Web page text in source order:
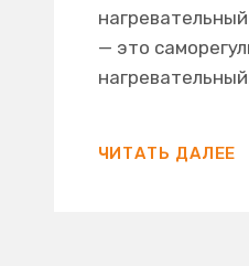
— это
ЧИТАТЬ ДАЛЕЕ